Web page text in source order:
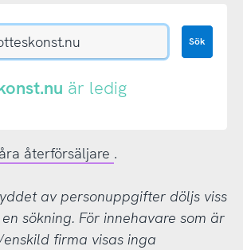
Sök
är ledig
återförsäljare .
av personuppgifter döljs viss
sökning. För innehavare som är
firma visas inga